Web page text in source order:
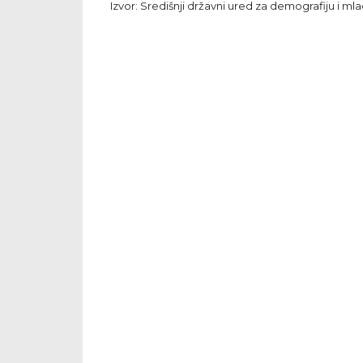
Izvor: Središnji državni ured za demografiju i